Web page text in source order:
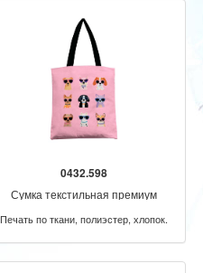
0432.598
Сумка текстильная премиум
Печать по ткани, полиэстер, хлопок.